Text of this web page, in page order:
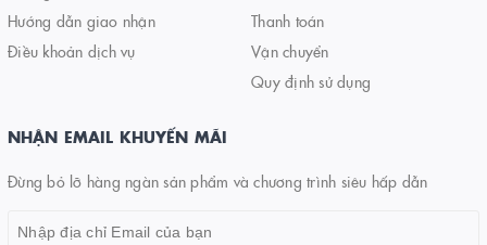
Hướng dẫn giao nhận
Điều khoản dịch vụ
Thanh toán
Vận chuyển
Quy định sử dụng
NHẬN EMAIL KHUYẾN MÃI
Đừng bỏ lỡ hàng ngàn sản phẩm và chương trình siêu hấp dẫn